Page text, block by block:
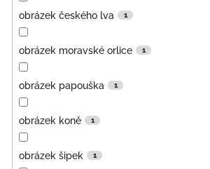
obrázek českého lva 1
obrázek moravské orlice 1
obrázek papouška 1
obrázek koně 1
obrázek šipek 1